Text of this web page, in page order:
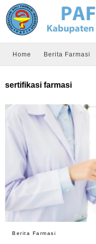
Home Berita Farmasi
sertifikasi farmasi
Berita Farmasi